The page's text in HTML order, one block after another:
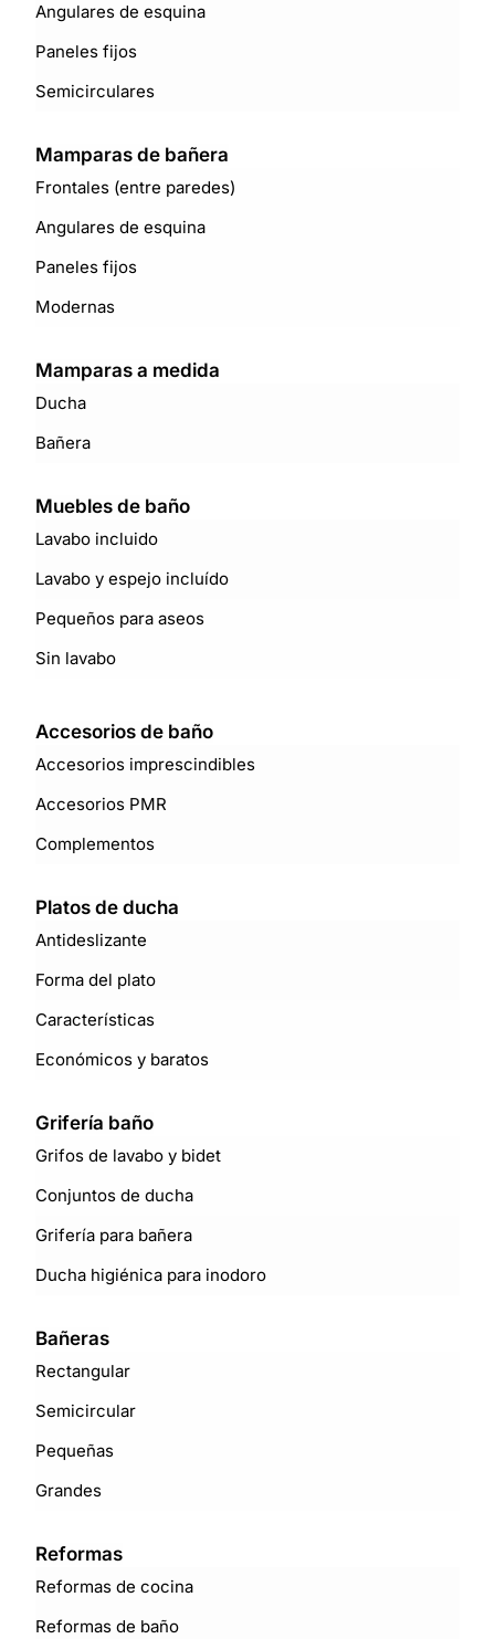
Angulares de esquina
Paneles fijos
Semicirculares
Mamparas de bañera
Frontales (entre paredes)
Angulares de esquina
Paneles fijos
Modernas
Mamparas a medida
Ducha
Bañera
Muebles de baño
Lavabo incluido
Lavabo y espejo incluído
Pequeños para aseos
Sin lavabo
Accesorios de baño
Accesorios imprescindibles
Accesorios PMR
Complementos
Platos de ducha
Antideslizante
Forma del plato
Características
Económicos y baratos
Grifería baño
Grifos de lavabo y bidet
Conjuntos de ducha
Grifería para bañera
Ducha higiénica para inodoro
Bañeras
Rectangular
Semicircular
Pequeñas
Grandes
Reformas
Reformas de cocina
Reformas de baño